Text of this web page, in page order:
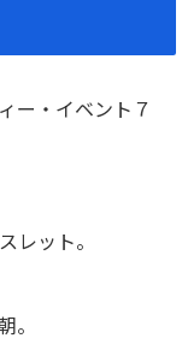
ー・イベント７
レット。
。